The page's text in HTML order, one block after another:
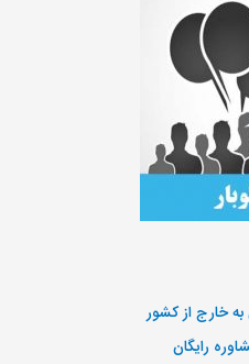
به خارج از کشور
رایگان